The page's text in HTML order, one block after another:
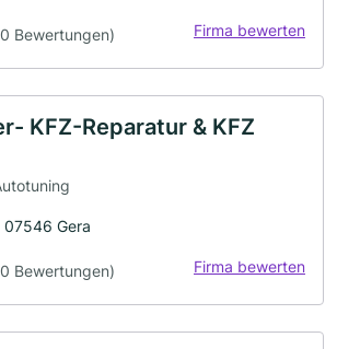
Bewertungen) Firma bewerten
KFZ-Reparatur & KFZ
Gera
Bewertungen) Firma bewerten